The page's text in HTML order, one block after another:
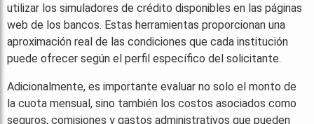
utilizar los simuladores de crédito disponibles en las páginas
web de los bancos. Estas herramientas proporcionan una
aproximación real de las condiciones que cada institución
puede ofrecer según el perfil específico del solicitante.
Adicionalmente, es importante evaluar no solo el monto de
la cuota mensual, sino también los costos asociados como
seguros, comisiones y gastos administrativos que pueden